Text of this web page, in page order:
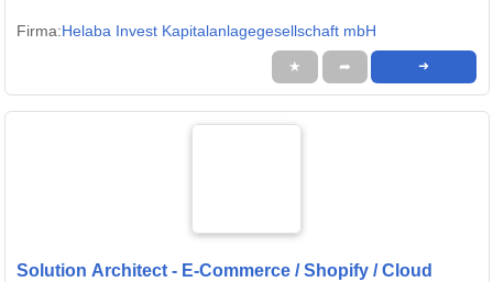
Firma:Helaba Invest Kapitalanlagegesellschaft mbH
★ ➦ ➜
Solution Architect - E-Commerce / Shopify / Cloud